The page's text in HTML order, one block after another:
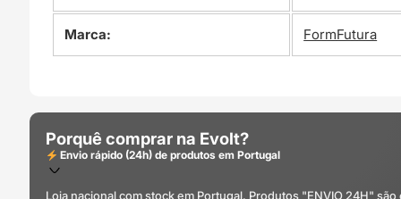
Marca: FormFutura
Porquê comprar na Evolt?
Envio rápido (24h) de produtos em Portugal
Loja nacional com stock em Portugal. Produtos "ENVIO 24H"